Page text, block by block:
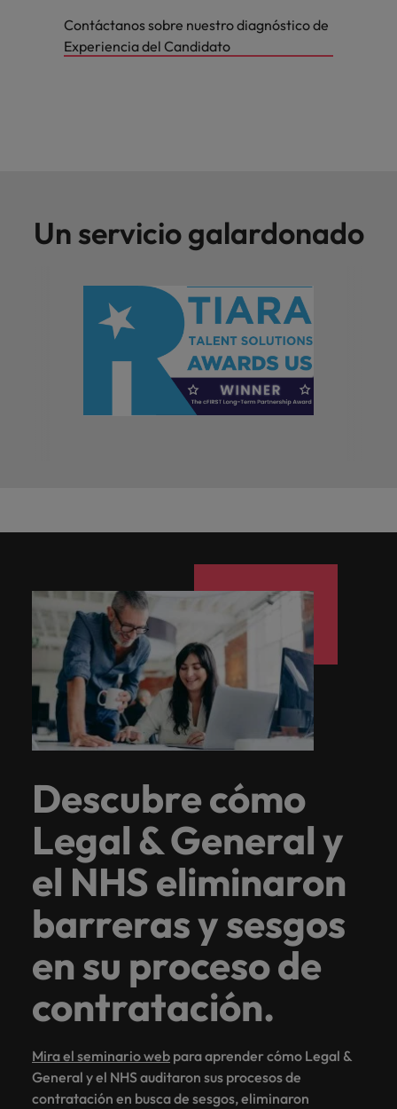
Contáctanos sobre nuestro diagnóstico de
Experiencia del Candidato
Un servicio galardonado
Descubre cómo
Legal & General y
el NHS eliminaron
barreras y sesgos
en su proceso de
contratación.
Mira el seminario web para aprender cómo Legal &
General y el NHS auditaron sus procesos de
contratación en busca de sesgos, eliminaron